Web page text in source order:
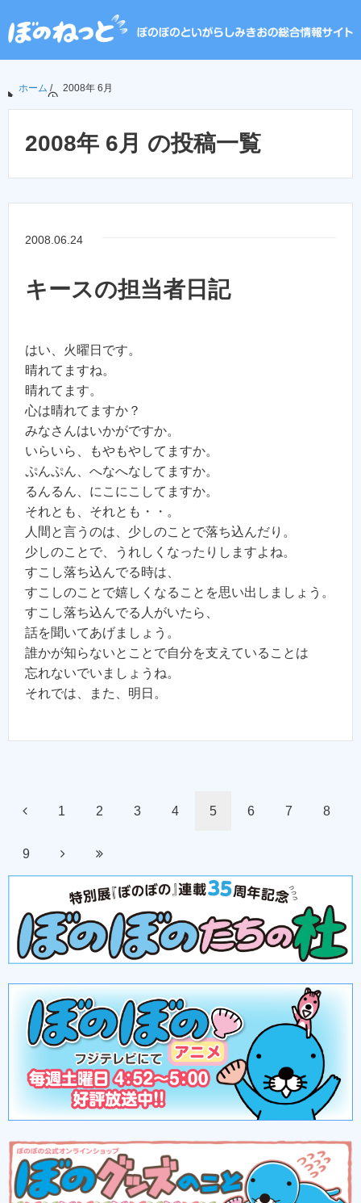
ホーム / 2008年 6月
2008年 6月 の投稿一覧
2008.06.24
キースの担当者日記
はい、火曜日です。
晴れてますね。
晴れてます。
心は晴れてますか？
みなさんはいかがですか。
いらいら、もやもやしてますか。
ぷんぷん、へなへなしてますか。
るんるん、にこにこしてますか。
それとも、それとも・・。
人間と言うのは、少しのことで落ち込んだり。
少しのことで、うれしくなったりしますよね。
すこし落ち込んでる時は、
すこしのことで嬉しくなることを思い出しましょう。
すこし落ち込んでる人がいたら、
話を聞いてあげましょう。
誰かが知らないとことで自分を支えていることは
忘れないでいましょうね。
それでは、また、明日。
1 2 3 4 5 6 7 8
9